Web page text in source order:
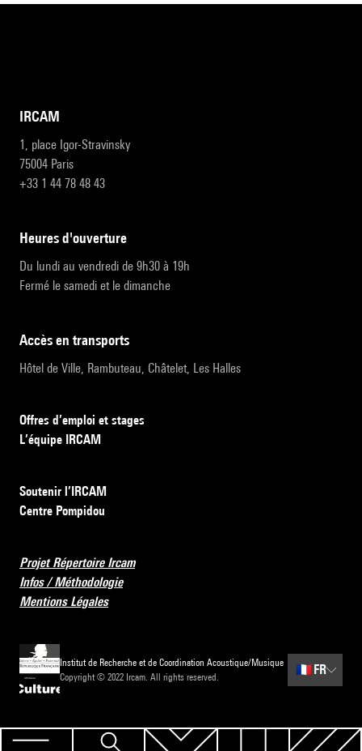
IRCAM
1, place Igor-Stravinsky
75004 Paris
+33 1 44 78 48 43
heures d'ouverture
Du lundi au vendredi de 9h30 à 19h
Fermé le samedi et le dimanche
accès en transports
Hôtel de Ville, Rambuteau, Châtelet, Les Halles
Offres d’emploi et stages
L’équipe IRCAM
Soutenir l’IRCAM
Centre Pompidou
Projet Répertoire Ircam
Infos / Méthodologie
Mentions Légales
Institut de Recherche et de Coordination Acoustique/Musique
Copyright © 2022 Ircam. All rights reserved.
🇫🇷 FR